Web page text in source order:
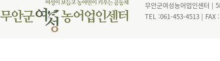
무안군여성농어업인센터 |
TEL :061-453-4513 |